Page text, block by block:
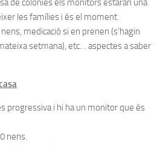
de colònies els monitors estaran una
les famílies i és el moment
medicació si en prenen (s’hagin
setmana), etc… aspectes a saber
progressiva i hi ha un monitor que és
nens.